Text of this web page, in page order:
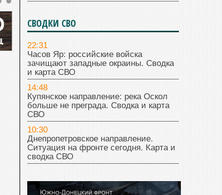
СВОДКИ СВО
22:31
Часов Яр: российские войска
зачищают западные окраины. Сводка
и карта СВО
14:48
Купянское направление: река Оскол
больше не преграда. Сводка и карта
СВО
10:30
Днепропетровское направление.
Ситуация на фронте сегодня. Карта и
сводка СВО